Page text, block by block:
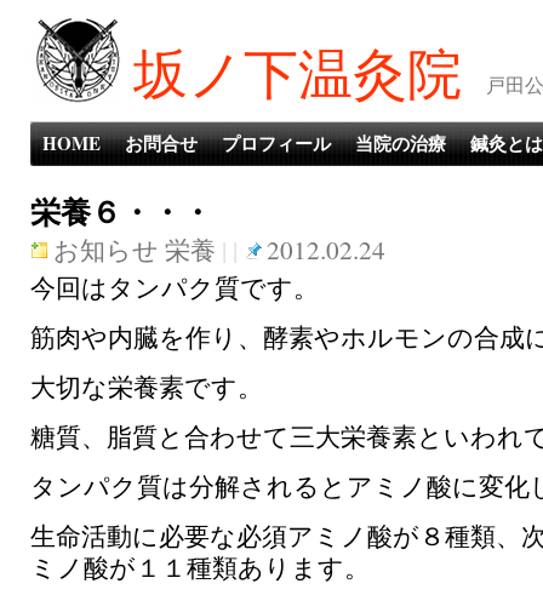
坂ノ下温灸院 戸田
HOME お問合せ プロフィール 当院の治療 鍼灸とは
栄養６・・・
お知らせ 栄養 | |
2012.02.24
今回はタンパク質です。
筋肉や内臓を作り、酵素やホルモンの合成
大切な栄養素です。
糖質、脂質と合わせて三大栄養素といわれ
タンパク質は分解されるとアミノ酸に変化
生命活動に必要な必須アミノ酸が８種類、
ミノ酸が１１種類あります。